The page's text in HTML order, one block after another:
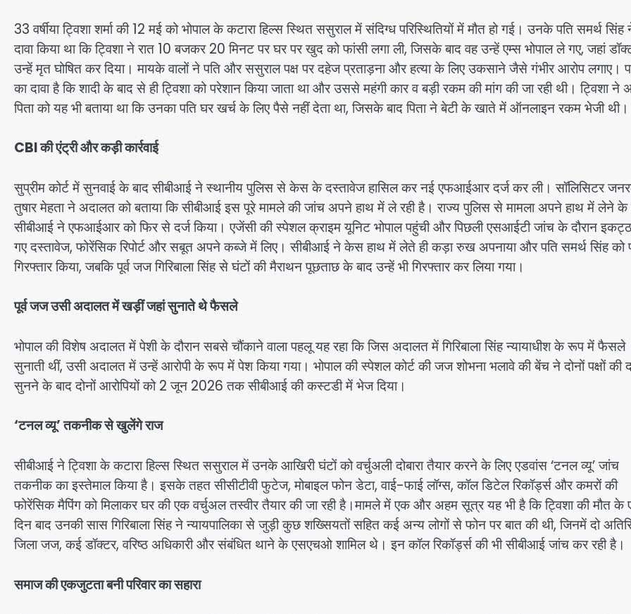
33 वर्षीया ट्विशा शर्मा की 12 मई को भोपाल के कटारा हिल्स स्थित ससुराल में संदिग्ध परिस्थितियों में मौत हो गई। उनके पति समर्थ सिंह
दावा किया था कि ट्विशा ने रात 10 बजकर 20 मिनट पर घर पर खुद को फांसी लगा ली, जिसके बाद वह उन्हें एम्स भोपाल ले गए, जहां
उन्हें मृत घोषित कर दिया। मायके वालों ने पति और ससुराल पक्ष पर दहेज प्रताड़ना और हत्या के लिए उकसाने जैसे गंभीर आरोप लगाए।
का दावा है कि शादी के बाद से ही ट्विशा को परेशान किया जाता था और उससे महंगी कार व बड़ी रकम की मांग की जा रही थी। ट्विशा ने
पिता को यह भी बताया था कि उनका पति घर खर्च के लिए पैसे नहीं देता था, जिसके बाद पिता ने बेटी के खाते में ऑनलाइन रकम भेजी थी।
CBI की एंट्री और कड़ी कार्रवाई
सुप्रीम कोर्ट में सुनवाई के बाद सीबीआई ने स्थानीय पुलिस से केस के दस्तावेज हासिल कर नई एफआईआर दर्ज कर ली। सॉलिसिटर
तुषार मेहता ने अदालत को बताया कि सीबीआई इस पूरे मामले की जांच अपने हाथ में ले रही है। राज्य पुलिस से मामला अपने हाथ में लेने के
सीबीआई ने एफआईआर को फिर से दर्ज किया। एजेंसी की स्पेशल क्राइम यूनिट भोपाल पहुंची और पिछली एसआईटी जांच के दौरान
गए दस्तावेज, फोरेंसिक रिपोर्ट और सबूत अपने कब्जे में लिए। सीबीआई ने केस हाथ में लेते ही कड़ा रुख अपनाया और पति समर्थ सिंह को
गिरफ्तार किया, जबकि पूर्व जज गिरिबाला सिंह से घंटों की मैराथन पूछताछ के बाद उन्हें भी गिरफ्तार कर लिया गया।
पूर्व जज उसी अदालत में खड़ीं जहां सुनाते थे फैसले
भोपाल की विशेष अदालत में पेशी के दौरान सबसे चौंकाने वाला पहलू यह रहा कि जिस अदालत में गिरिबाला सिंह न्यायाधीश के रूप में फैसले
सुनाती थीं, उसी अदालत में उन्हें आरोपी के रूप में पेश किया गया। भोपाल की स्पेशल कोर्ट की जज शोभना भलावे की बेंच ने दोनों पक्षों की
सुनने के बाद दोनों आरोपियों को 2 जून 2026 तक सीबीआई की कस्टडी में भेज दिया।
‘टनल व्यू’ तकनीक से खुलेंगे राज
सीबीआई ने ट्विशा के कटारा हिल्स स्थित ससुराल में उनके आखिरी घंटों को वर्चुअली दोबारा तैयार करने के लिए एडवांस ‘टनल व्यू’ जांच
तकनीक का इस्तेमाल किया है। इसके तहत सीसीटीवी फुटेज, मोबाइल फोन डेटा, वाई-फाई लॉग्स, कॉल डिटेल रिकॉर्ड्स और कमरों की
फोरेंसिक मैपिंग को मिलाकर घर की एक वर्चुअल तस्वीर तैयार की जा रही है।मामले में एक और अहम सूत्र यह भी है कि ट्विशा की मौत के
दिन बाद उनकी सास गिरिबाला सिंह ने न्यायपालिका से जुड़ी कुछ शख्सियतों सहित कई अन्य लोगों से फोन पर बात की थी, जिनमें दो
जिला जज, कई डॉक्टर, वरिष्ठ अधिकारी और संबंधित थाने के एसएचओ शामिल थे। इन कॉल रिकॉर्ड्स की भी सीबीआई जांच कर रही है।
समाज की एकजुटता बनी परिवार का सहारा